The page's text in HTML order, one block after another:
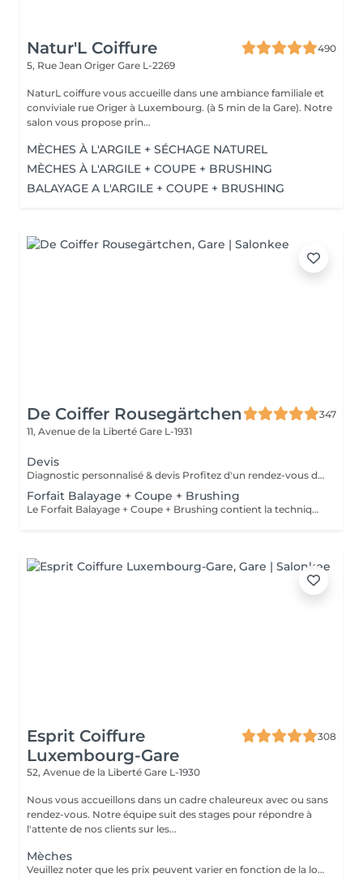
Natur'L Coiffure
490
5, Rue Jean Origer Gare L-2269
NaturL coiffure vous accueille dans une ambiance familiale et
conviviale rue Origer à Luxembourg. (à 5 min de la Gare). Notre
salon vous propose prin...
MÈCHES À L'ARGILE + SÉCHAGE NATUREL
MÈCHES À L'ARGILE + COUPE + BRUSHING
BALAYAGE A L'ARGILE + COUPE + BRUSHING
De Coiffer Rousegärtchen
347
11, Avenue de la Liberté Gare L-1931
Devis
Diagnostic personnalisé & devis Profitez d'un rendez-vous dédié pour échanger sur votre projet, recevoir des conseils personnalisés et obtenir un devis sur mesure. Le montant du rendez-vous sera déduit lors de la réalisation de votre prestation.
Forfait Balayage + Coupe + Brushing
Le Forfait Balayage + Coupe + Brushing contient la technique Balayage, un coulage (pour donner le bon reflet au Balayage), Olaplex, une Coupe et un Brushing. Dépendant de la quantité de produit utilisée ou de la longueur des cheveux, le prix peut varier. En cas de questions veuillez appeler au +352 26 35 02 89.
Esprit Coiffure
Luxembourg-Gare
308
52, Avenue de la Liberté Gare L-1930
Nous vous accueillons dans un cadre chaleureux avec ou sans
rendez-vous. Notre équipe suit des stages pour répondre à
l'attente de nos clients sur les...
Mèches
Veuillez noter que les prix peuvent varier en fonction de la longueur des cheveux.